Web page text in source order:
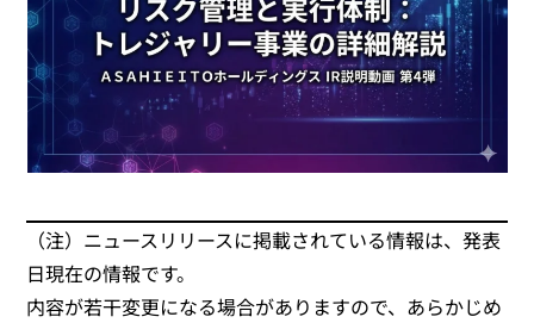
（注）ニュースリリースに掲載されている情報は、発表
日現在の情報です。
内容が若干変更になる場合がありますので、あらかじめ